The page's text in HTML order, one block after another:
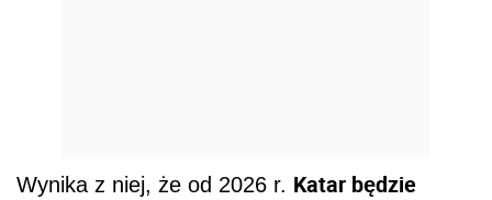
Wynika z niej, że od 2026 r. Katar będzie